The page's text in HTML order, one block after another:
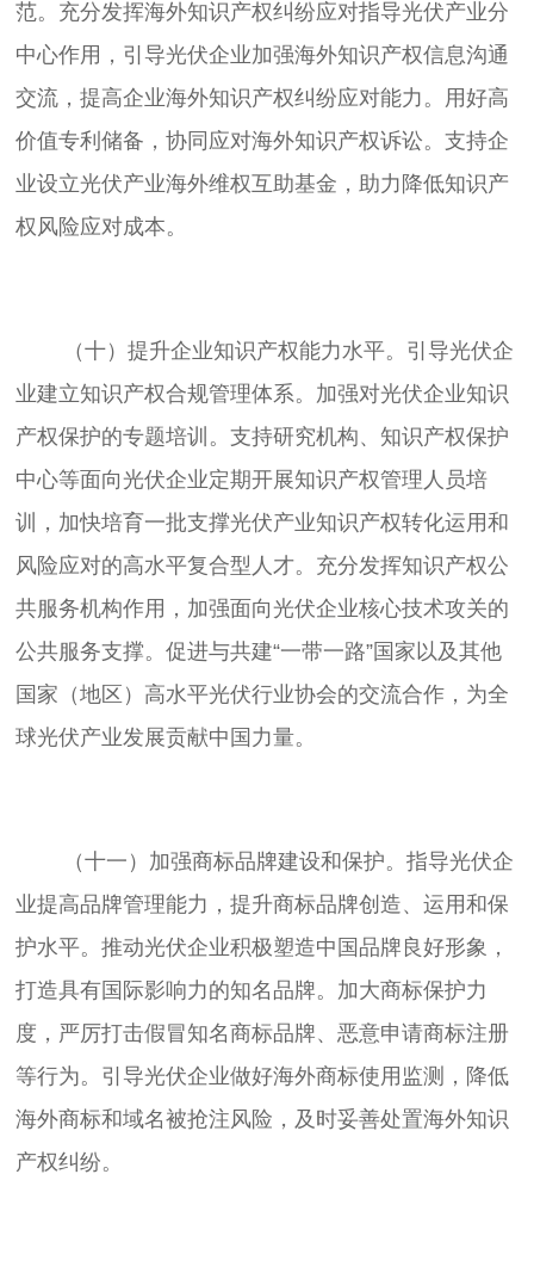
范。充分发挥海外知识产权纠纷应对指导光伏产业分
中心作用，引导光伏企业加强海外知识产权信息沟通
交流，提高企业海外知识产权纠纷应对能力。用好高
价值专利储备，协同应对海外知识产权诉讼。支持企
业设立光伏产业海外维权互助基金，助力降低知识产
业建立知识产权合规管理体系。加强对光伏企业知识
产权保护的专题培训。支持研究机构、知识产权保护
中心等面向光伏企业定期开展知识产权管理人员培
训，加快培育一批支撑光伏产业知识产权转化运用和
风险应对的高水平复合型人才。充分发挥知识产权公
共服务机构作用，加强面向光伏企业核心技术攻关的
公共服务支撑。促进与共建“一带一路”国家以及其他
国家（地区）高水平光伏行业协会的交流合作，为全
业提高品牌管理能力，提升商标品牌创造、运用和保
护水平。推动光伏企业积极塑造中国品牌良好形象，
打造具有国际影响力的知名品牌。加大商标保护力
度，严厉打击假冒知名商标品牌、恶意申请商标注册
等行为。引导光伏企业做好海外商标使用监测，降低
海外商标和域名被抢注风险，及时妥善处置海外知识